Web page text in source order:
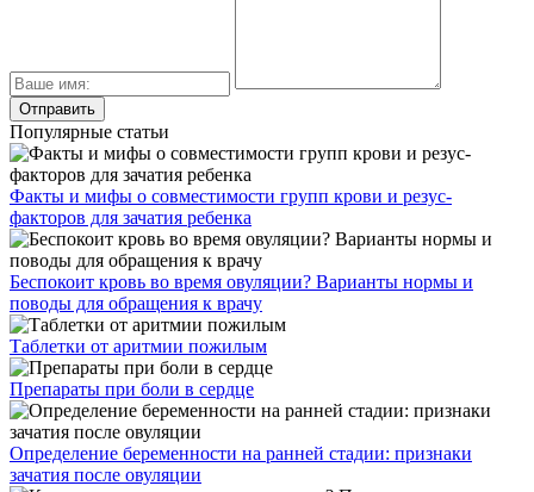
Популярные статьи
Факты и мифы о совместимости групп крови и резус-
факторов для зачатия ребенка
Беспокоит кровь во время овуляции? Варианты нормы и
поводы для обращения к врачу
Таблетки от аритмии пожилым
Препараты при боли в сердце
Определение беременности на ранней стадии: признаки
зачатия после овуляции